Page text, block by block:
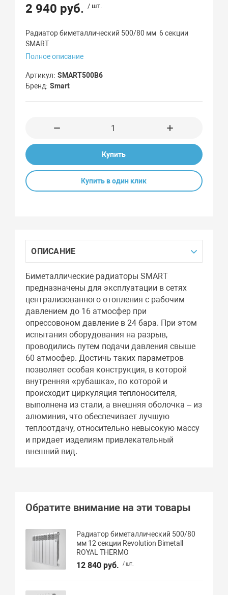
2 940 руб. / шт.
Радиатор биметаллический 500/80 мм 6 секции
SMART
Полное описание
Артикул SMART500B6
Бренд Smart
Купить
Купить в один клик
ОПИСАНИЕ
Биметаллические радиаторы SMART
предназначены для эксплуатации в сетях
централизованного отопления с рабочим
давлением до 16 атмосфер при
опрессовоном давление в 24 бара. При этом
испытания оборудования на разрыв,
проводились путем подачи давления свыше
60 атмосфер. Достичь таких параметров
позволяет особая конструкция, в которой
внутренняя «рубашка», по которой и
происходит циркуляция теплоносителя,
выполнена из стали, а внешняя оболочка – из
алюминия, что обеспечивает лучшую
теплоотдачу, относительно невысокую массу
и придает изделиям привлекательный
внешний вид.
Обратите внимание на эти товары
Радиатор биметаллический 500/80
мм 12 секции Revolution Bimetall
ROYAL THERMO
12 840 руб. / шт.